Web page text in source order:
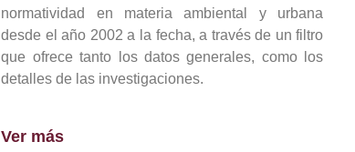
normatividad en materia ambiental y urbana
desde el año 2002 a la fecha, a través de un filtro
que ofrece tanto los datos generales, como los
detalles de las investigaciones.
Ver más